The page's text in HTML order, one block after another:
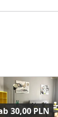
30,00 PLN